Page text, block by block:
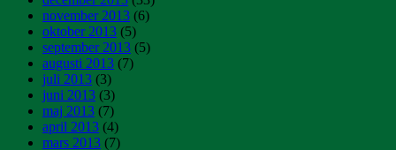
november 2013 (6)
oktober 2013 (5)
september 2013 (5)
augusti 2013 (7)
juli 2013 (3)
juni 2013 (3)
maj 2013 (7)
april 2013 (4)
mars 2013 (7)